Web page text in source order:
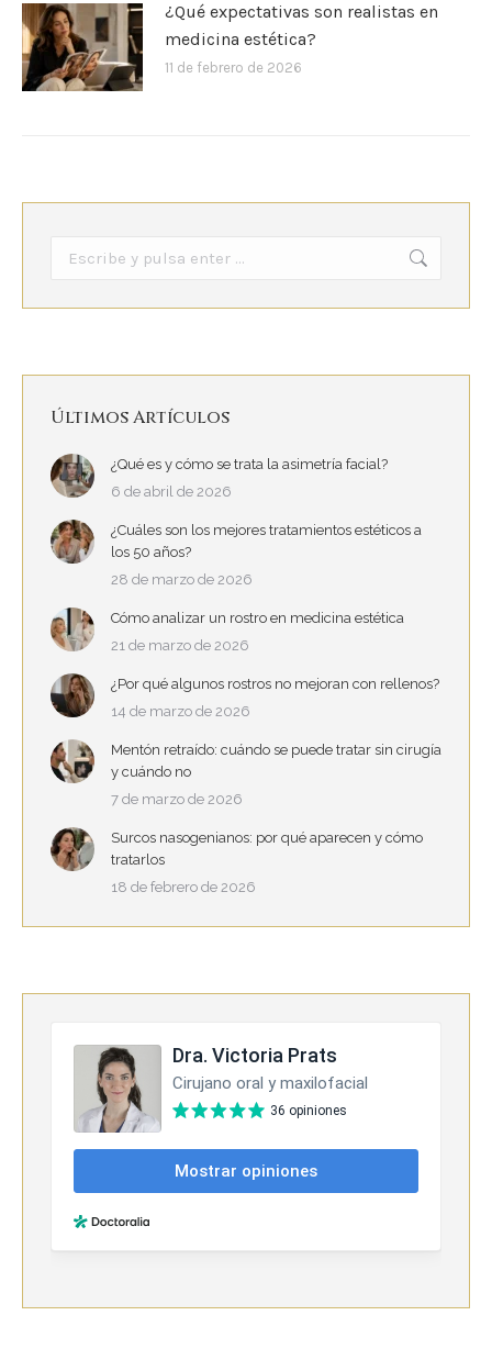
¿Qué expectativas son realistas en
medicina estética?
11 de febrero de 2026
Últimos Artículos
¿Qué es y cómo se trata la asimetría facial?
6 de abril de 2026
¿Cuáles son los mejores tratamientos estéticos a
los 50 años?
28 de marzo de 2026
Cómo analizar un rostro en medicina estética
21 de marzo de 2026
¿Por qué algunos rostros no mejoran con rellenos?
14 de marzo de 2026
Mentón retraído: cuándo se puede tratar sin cirugía
y cuándo no
7 de marzo de 2026
Surcos nasogenianos: por qué aparecen y cómo
tratarlos
18 de febrero de 2026